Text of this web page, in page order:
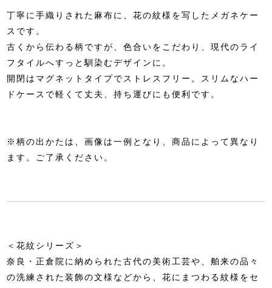
丁寧に手織りされた麻布に、花の紋様を写したメガネケー
スです。
古くから伝わる柄ですが、色合いをこだわり、現代のライ
フタイルへすっと馴染むデザインに。
開閉はマグネットタイプでストレスフリー。スリムなハー
ドケースで軽くて丈夫、持ち運びにも便利です。
※柄の出かたは、画像は一例となり、商品によって異なり
ます。ご了承ください。
＜花紋シリーズ＞
奈良・正倉院に納められた古代の美術工芸や、舶来の品々
の洗練された装飾の文様などから、花にまつわる紋様をセ